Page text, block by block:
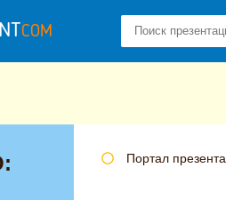
COM
Портал